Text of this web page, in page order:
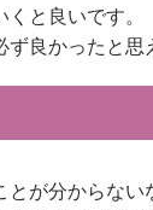
と良いです。
良かったと思
とが分からない